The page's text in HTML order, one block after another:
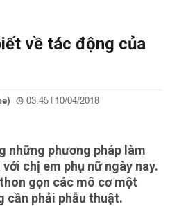
về tác động của
03:45 | 10/04/2018
những phương pháp làm
chị em phụ nữ ngày nay.
gọn các mô cơ một
cần phải phẫu thuật.